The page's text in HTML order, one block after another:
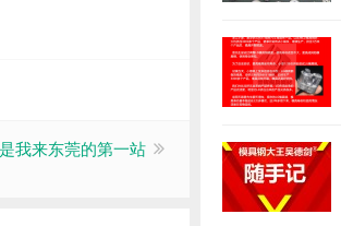
我来东莞的第一站